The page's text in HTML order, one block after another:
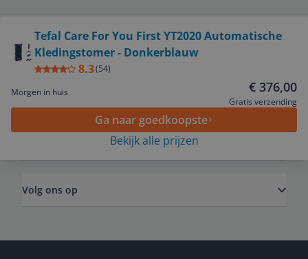
Tefal Care For You First YT2020 Automatische
Kledingstomer - Donkerblauw
8.3(54)
Morgen in huis
€ 376,00
Gratis verzending
Ga naar goedkoopste
Bekijk alle prijzen
Service
Algemeen
Volg ons op